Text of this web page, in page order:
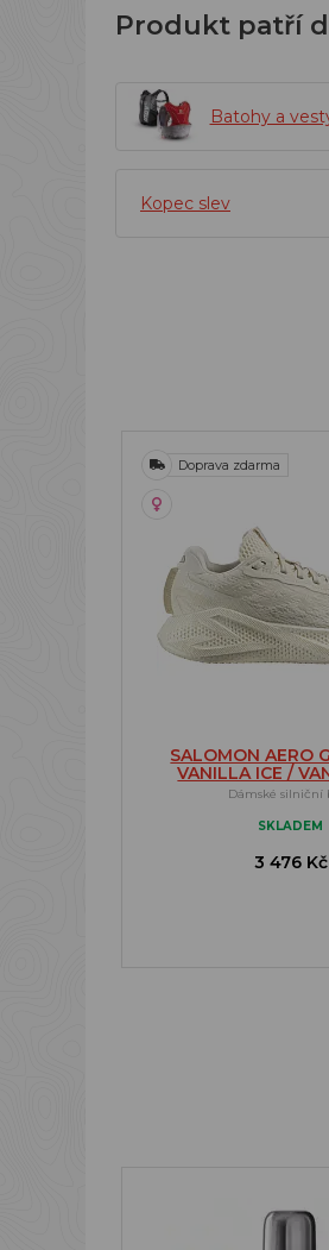
Produkt patří
Batohy a
Kopec slev
Doprava zdarma
SALOMON AERO
VANILLA ICE /
Dámské silniční
SKLADEM
3 476 Kč